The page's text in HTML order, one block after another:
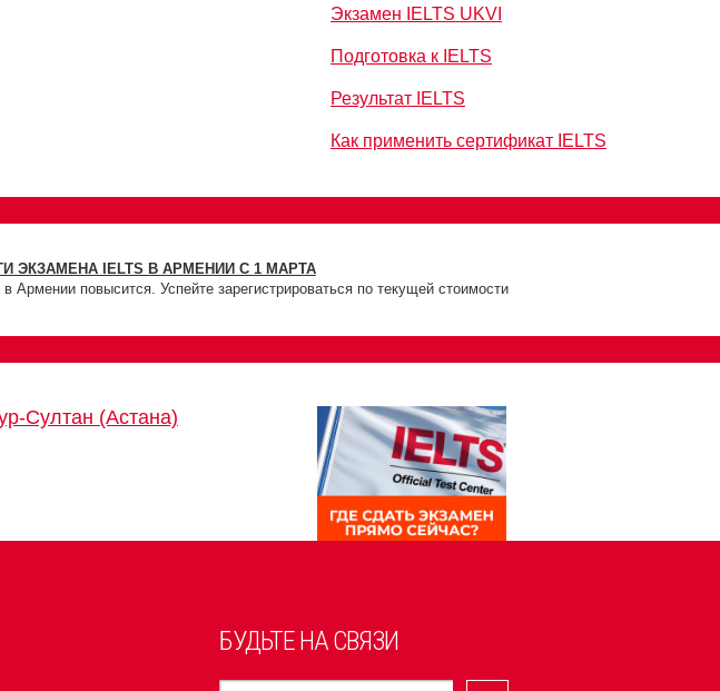
Экзамен IELTS UKVI
Подготовка к IELTS
Результат IELTS
Как применить сертификат IELTS
ЭКЗАМЕНА IELTS В АРМЕНИИ С 1 МАРТА
Армении повысится. Успейте зарегистрироваться по текущей стоимости
Султан (Астана)
БУДЬТЕ НА СВЯЗИ